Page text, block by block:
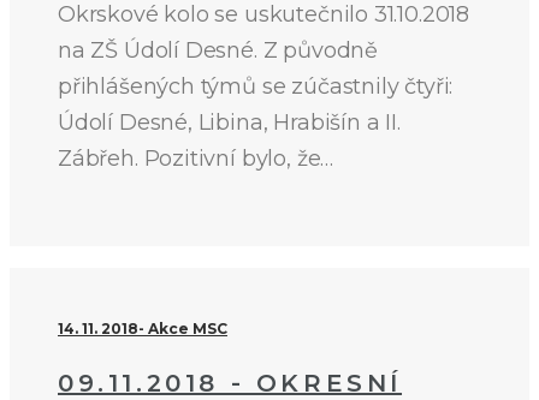
Okrskové kolo se uskutečnilo 31.10.2018
na ZŠ Údolí Desné. Z původně
přihlášených týmů se zúčastnily čtyři:
Údolí Desné, Libina, Hrabišín a II.
Zábřeh. Pozitivní bylo, že…
14. 11. 2018 Akce MSC
09.11.2018 - OKRESNÍ